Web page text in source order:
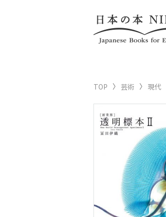
TOP 芸術 現代